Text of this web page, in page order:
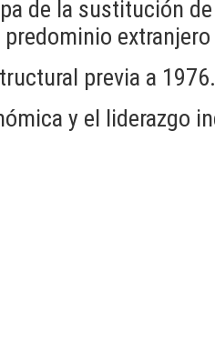
de la sustitución
previa a 1976.
y el liderazgo